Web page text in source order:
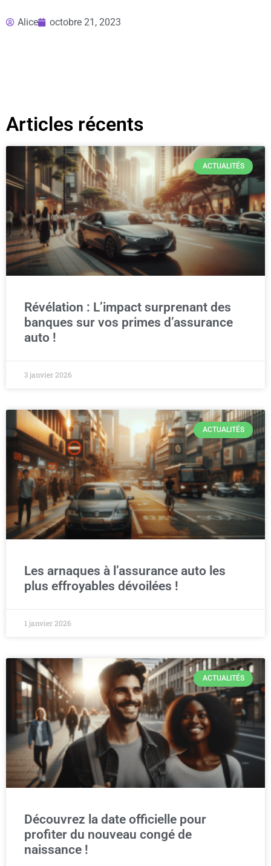
Alice octobre 21, 2023
Articles récents
ACTUALITÉS
Révélation : L’impact surprenant des
banques sur vos primes d’assurance
auto !
3 janvier 2026
ACTUALITÉS
Les arnaques à l’assurance auto les
plus effroyables dévoilées !
1 janvier 2026
ACTUALITÉS
Découvrez la date officielle pour
profiter du nouveau congé de
naissance !